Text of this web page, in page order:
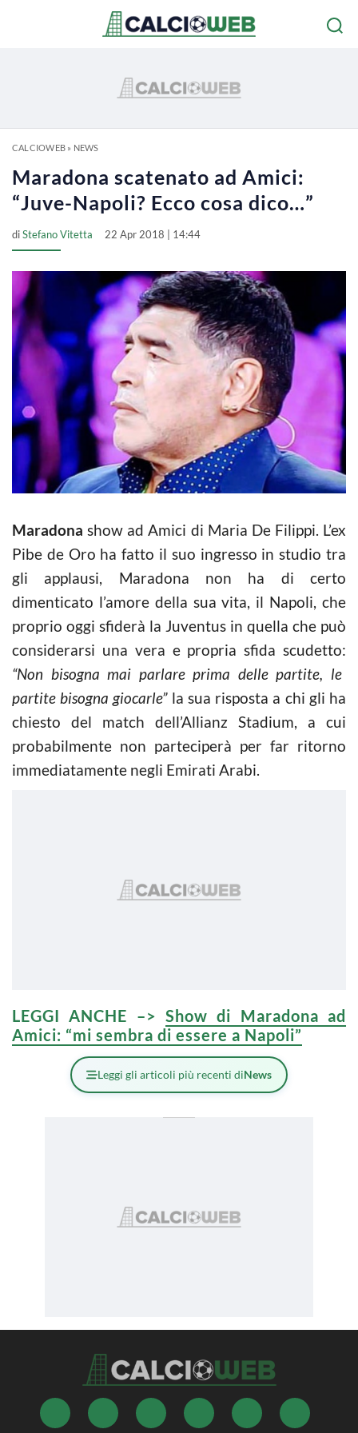
CALCIOWEB» NEWS
Maradona scatenato ad Amici:
“Juve-Napoli? Ecco cosa dico…”
diStefano Vitetta 22 Apr 2018 | 14:44
Maradona show ad Amici di Maria De Filippi. L’ex
Pibe de Oro ha fatto il suo ingresso in studio tra
gli applausi, Maradona non ha di certo
dimenticato l’amore della sua vita, il Napoli, che
proprio oggi sfiderà la Juventus in quella che può
considerarsi una vera e propria sfida scudetto:
“Non bisogna mai parlare prima delle partite, le
partite bisogna giocarle”la sua risposta a chi gli ha
chiesto del match dell’Allianz Stadium, a cui
probabilmente non parteciperà per far ritorno
immediatamente negli Emirati Arabi.
LEGGI ANCHE –> Show di Maradona ad
Amici: “mi sembra di essere a Napoli”
Leggi gli articoli più recenti diNews